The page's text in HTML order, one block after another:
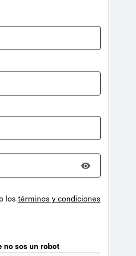
los términos y condiciones
no sos un robot